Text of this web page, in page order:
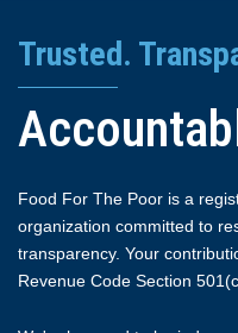
Trusted.
Food For The Poor is a
organization committed to
transparency. Your
Revenue Code Section